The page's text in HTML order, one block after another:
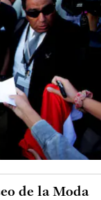
de la Moda